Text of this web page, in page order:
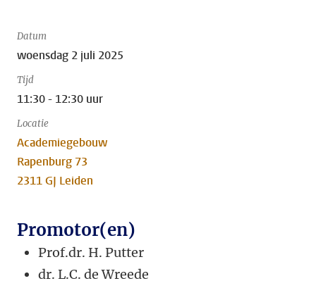
Datum
woensdag 2 juli 2025
Tijd
11:30 - 12:30 uur
Locatie
Academiegebouw
Rapenburg 73
2311 GJ Leiden
Promotor(en)
Prof.dr. H. Putter
dr. L.C. de Wreede